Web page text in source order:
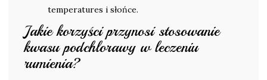
temperatures i słońce.
Jakie korzyści przynosi stosowanie
kwasu podchlorawy w leczeniu
rumienia?